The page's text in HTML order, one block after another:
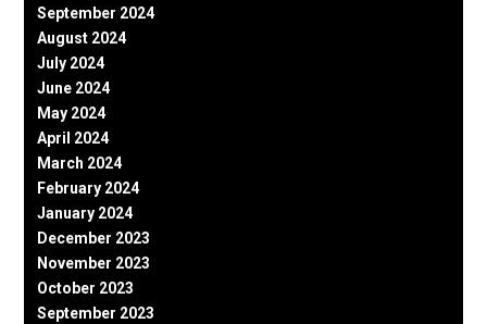
September 2024
August 2024
July 2024
June 2024
May 2024
April 2024
March 2024
February 2024
January 2024
December 2023
November 2023
October 2023
September 2023